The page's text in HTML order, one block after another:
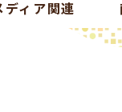
ディア関連